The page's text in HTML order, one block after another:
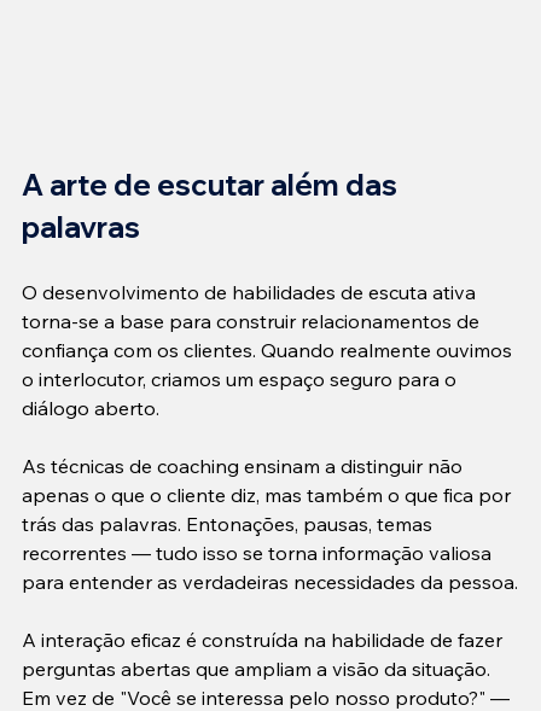
A arte de escutar além das
palavras
O desenvolvimento de habilidades de escuta ativa
torna-se a base para construir relacionamentos de
confiança com os clientes. Quando realmente ouvimos
o interlocutor, criamos um espaço seguro para o
diálogo aberto.
As técnicas de coaching ensinam a distinguir não
apenas o que o cliente diz, mas também o que fica por
trás das palavras. Entonações, pausas, temas
recorrentes — tudo isso se torna informação valiosa
para entender as verdadeiras necessidades da pessoa.
A interação eficaz é construída na habilidade de fazer
perguntas abertas que ampliam a visão da situação.
Em vez de "Você se interessa pelo nosso produto?" —